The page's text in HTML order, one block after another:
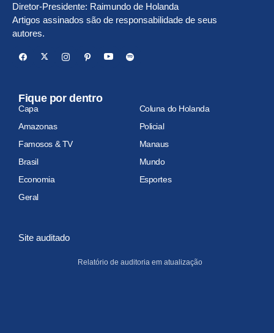
Diretor-Presidente: Raimundo de Holanda
Artigos assinados são de responsabilidade de seus
autores.
Fique por dentro
Capa
Coluna do Holanda
Amazonas
Policial
Famosos & TV
Manaus
Brasil
Mundo
Economia
Esportes
Geral
Site auditado
Relatório de auditoria em atualização